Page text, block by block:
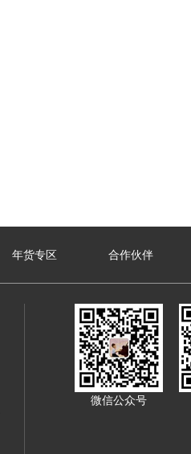
年货专区 合作伙伴
微信公众号